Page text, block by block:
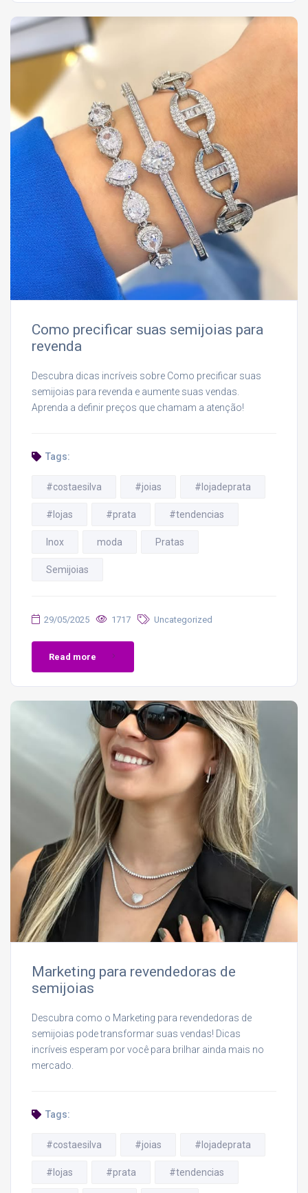
Como precificar suas semijoias para
revenda
Descubra dicas incríveis sobre Como precificar suas
semijoias para revenda e aumente suas vendas.
Aprenda a definir preços que chamam a atenção!
Tags:
#costaesilva #joias #lojadeprata
#lojas #prata #tendencias
Inox moda Pratas
Semijoias
29/05/2025 1717 Uncategorized
Read more
Marketing para revendedoras de
semijoias
Descubra como o Marketing para revendedoras de
semijoias pode transformar suas vendas! Dicas
incríveis esperam por você para brilhar ainda mais no
mercado.
Tags:
#costaesilva #joias #lojadeprata
#lojas #prata #tendencias